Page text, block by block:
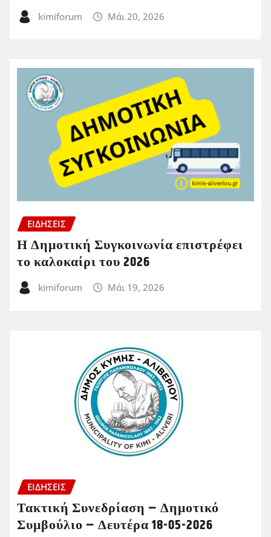
kimiforum Μάι 20, 2026
ΕΙΔΗΣΕΙΣ
Η Δημοτική Συγκοινωνία επιστρέφει
το καλοκαίρι του 2026
kimiforum Μάι 19, 2026
ΕΙΔΗΣΕΙΣ
Τακτική Συνεδρίαση – Δημοτικό
Συμβούλιο – Δευτέρα 18-05-2026